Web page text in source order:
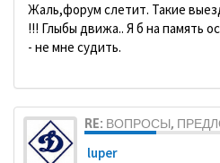
Жаль,форум слетит. Такие
!!! Глыбы движа.. Я б на память
- не мне судить.
RE: ВОПРОСЫ,
luper